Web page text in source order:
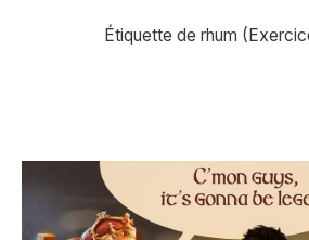
Étiquette de rhum